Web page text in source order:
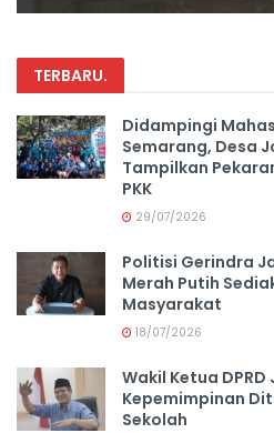
TERBARU.
Didampingi
Semarang, Desa
Tampilkan
PKK
29/07/2026
Politisi Gerindra
Merah Putih
Masyarakat
18/07/2026
Wakil Ketua
Kepemimpinan
Sekolah